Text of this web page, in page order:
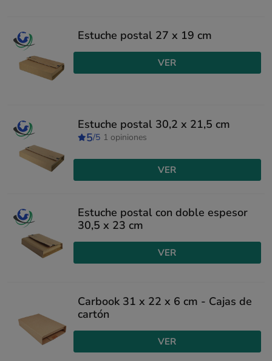
Estuche postal 27 x 19 cm
VER
Estuche postal 30,2 x 21,5 cm
5/5 1 opiniones
VER
Estuche postal con doble espesor
30,5 x 23 cm
VER
Carbook 31 x 22 x 6 cm - Cajas de
cartón
VER